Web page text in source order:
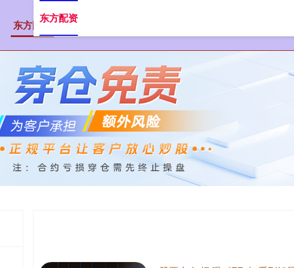
东方配资
东方配资